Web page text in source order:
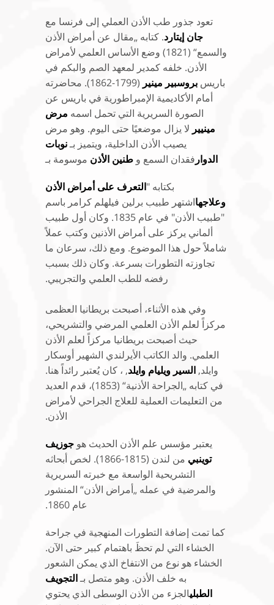
تعود جذور طب الأذن العملي إلى فرنسا مع
جان إيتارد. كتابه „مقال عن أمراض الأذن
والسمع“ (1821) وضع الأساس العلمي لأمراض
الأذن. خلفه كمدير لمعهد الصم والبكم في
باريس بروسبير مينير
(1799-1862). محاضرته
أمام الأكاديمية الإمبراطورية في باريس عن
الصورة السريرية التي تحمل اسمه مرض
مينيير لا يزال موضعيًا حتى اليوم. وهو مرض
يصيب الأذن الداخلية، ويتميز بـنوبات
الدوار فقدان السمع و طنين الأذن موسومة بـ
بكتابه "التعرف على أمراض الأذن
وعلاجهااشتهر طبيب برلين فيلهلم كرامر باسم
"طبيب الأذن" في عام 1835. وكان أول طبيب
ألماني يركز على أمراض الأذنين وكتب عملاً
شاملاً حول هذا الموضوع. ومع ذلك، سرعان ما
تجاوزته التطورات بسرعة. وكان ذلك بسبب
رفضه للطب العلمي والتجريبي.
وفي هذه الأثناء، أصبحت بريطانيا العظمى
مركزاً لعلم الأذن العلمي المرضي والتشريحي،
حيث أصبحت بريطانيا مركزاً لعلم الأذن
العلمي. والد الكاتب الأيرلندي الشهير أوسكار
وايلد, السير ويليام وايلد, ، كان يُعتبر رائداً هنا.
في كتابه „الجراحة الأذنية“ (1853)، قدم العديد
من التعليمات العملية للعلاج الجراحي لأمراض
الأذن.
يعتبر مؤسس علم الأذن الحديث هو جوزيف
توينبي
من لندن (1815-1866). لخص أبحاثه
التشريحية الواسعة مع خبرته السريرية
والمرضية في عمله „أمراض الأذن“ المنشور
عام 1860.
كما تمت إضافة التطورات المنهجية في جراحة
الخشاء التي لم تحظَ باهتمام كبير حتى الآن.
الخشاء هو نوع من الانتفاخ الذي يمكن الشعور
به خلف الأذن. وهو متصل بـالتجويف
الطبليالجزء من الأذن الوسطى الذي يحتوي